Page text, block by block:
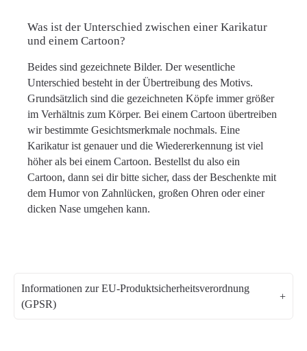
Was ist der Unterschied zwischen einer Karikatur
und einem Cartoon?
Beides sind gezeichnete Bilder. Der wesentliche
Unterschied besteht in der Übertreibung des Motivs.
Grundsätzlich sind die gezeichneten Köpfe immer größer
im Verhältnis zum Körper. Bei einem Cartoon übertreiben
wir bestimmte Gesichtsmerkmale nochmals. Eine
Karikatur ist genauer und die Wiedererkennung ist viel
höher als bei einem Cartoon. Bestellst du also ein
Cartoon, dann sei dir bitte sicher, dass der Beschenkte mit
dem Humor von Zahnlücken, großen Ohren oder einer
dicken Nase umgehen kann.
Informationen zur EU-Produktsicherheitsverordnung
(GPSR)